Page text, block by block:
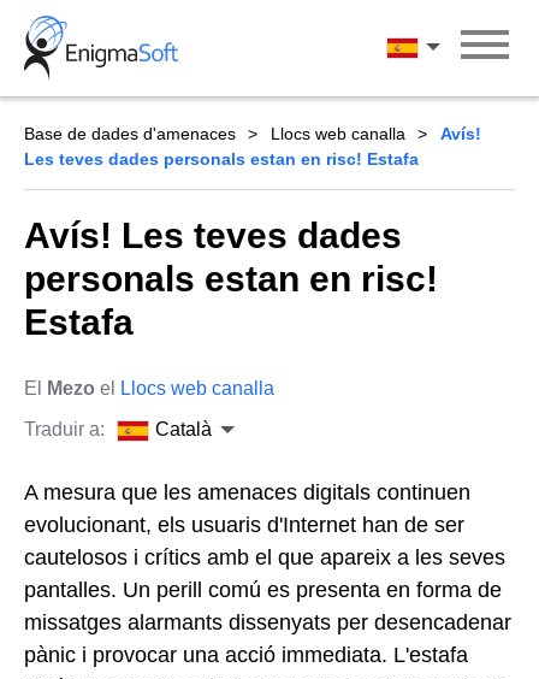
Skip
content
Català
Base de dades d'amenaces Llocs web canalla
Avís!
Les teves dades personals estan en risc! Estafa
Avís! Les teves dades
personals estan en risc!
Estafa
El Mezo el
Llocs web canalla
Traduir a:
Català
A mesura que les amenaces digitals continuen
evolucionant, els usuaris d'Internet han de ser
cautelosos i crítics amb el que apareix a les seves
pantalles. Un perill comú es presenta en forma de
missatges alarmants dissenyats per desencadenar
pànic i provocar una acció immediata. L'estafa